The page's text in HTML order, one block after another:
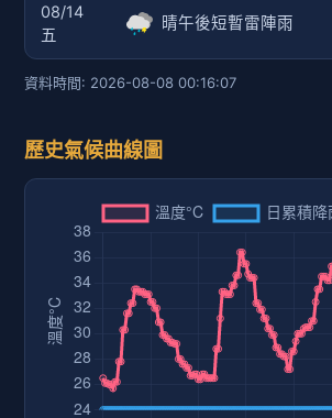
08/14
五
晴午後短暫雷陣雨
資料時間: 2026-08-08 00:16:07
歷史氣候曲線圖